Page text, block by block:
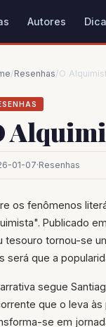
Autores
/Resenhas/O
01-07·Resenhas
os fenômenos
Publicado
tesouro tornou-se
será que a
segue
que o leva às
se em